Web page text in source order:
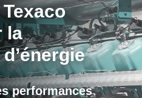
la
performances